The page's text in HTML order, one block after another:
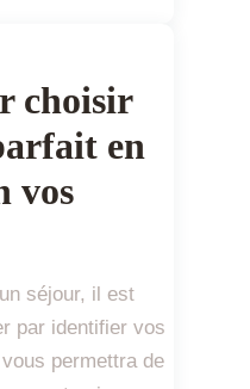
choisir
en
vos
séjour, il est
par identifier vos
permettra de